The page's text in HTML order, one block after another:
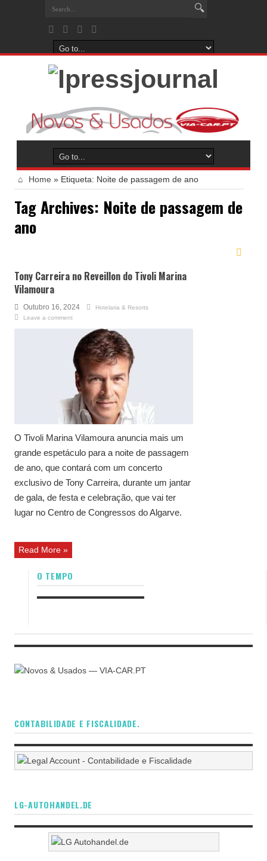
Home » Etiqueta: Noite de passagem de ano
Tag Archives: Noite de passagem de
ano
Tony Carreira no Reveillon do Tivoli Marina
Vilamoura
Outubro 16, 2024
Hotelaria & Resorts
Leave a comment
O Tivoli Marina Vilamoura anuncia mais um
grande espetáculo para a noite de passagem
de ano, que contará com um concerto
exclusivo de Tony Carreira, durante um jantar
de gala, de festa e celebração, que vai ter
lugar no Centro de Congressos do Algarve.
Read More »
O TEMPO
CONTABILIDADE E FISCALIDADE.
LG-AUTOHANDEL.DE